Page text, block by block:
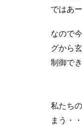
ではあ
なので
グから
制御で
私たち
まう・